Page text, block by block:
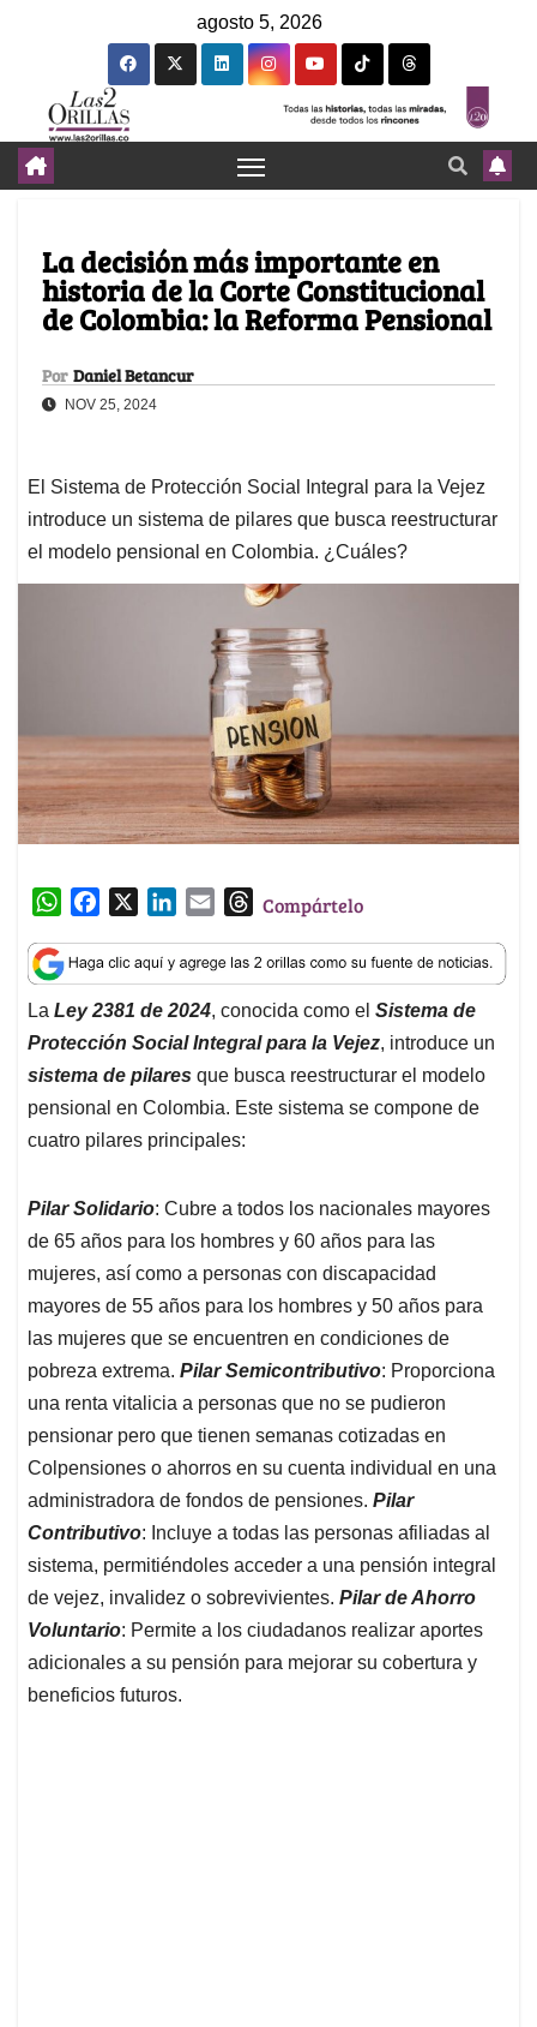
agosto 5, 2026
La decisión más importante en
historia de la Corte Constitucional
de Colombia: la Reforma Pensional
Por Daniel Betancur
NOV 25, 2024
El Sistema de Protección Social Integral para la Vejez
introduce un sistema de pilares que busca reestructurar
el modelo pensional en Colombia. ¿Cuáles?
W
a
t
s
A
p
p
c
e
b
o
o
k
n
k
e
d
I
n
a
i
T
r
e
a
d
s
Compártelo
La Ley 2381 de 2024, conocida como el Sistema de
Protección Social Integral para la Vejez, introduce un
sistema de pilares que busca reestructurar el modelo
pensional en Colombia. Este sistema se compone de
cuatro pilares principales:
Pilar Solidario: Cubre a todos los nacionales mayores
de 65 años para los hombres y 60 años para las
mujeres, así como a personas con discapacidad
mayores de 55 años para los hombres y 50 años para
las mujeres que se encuentren en condiciones de
pobreza extrema. Pilar Semicontributivo: Proporciona
una renta vitalicia a personas que no se pudieron
pensionar pero que tienen semanas cotizadas en
Colpensiones o ahorros en su cuenta individual en una
administradora de fondos de pensiones. Pilar
Contributivo: Incluye a todas las personas afiliadas al
sistema, permitiéndoles acceder a una pensión integral
de vejez, invalidez o sobrevivientes. Pilar de Ahorro
Voluntario: Permite a los ciudadanos realizar aportes
adicionales a su pensión para mejorar su cobertura y
beneficios futuros.